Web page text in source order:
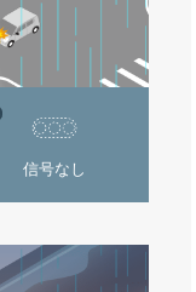
信号なし